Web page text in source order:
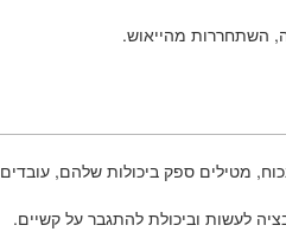
השתחררות מהייאוש.
מטילים ספק ביכולות שלהם, עובדים
לעשות וביכולת להתגבר על קשיים.